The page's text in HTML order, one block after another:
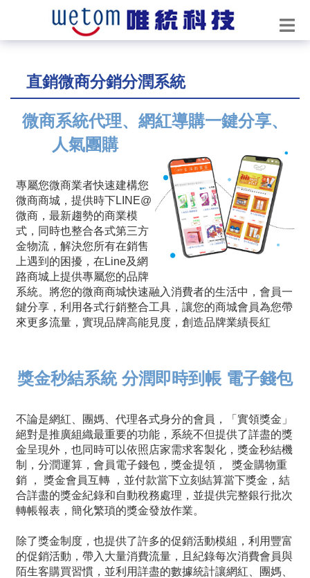
直銷微商分銷分潤系統
微商系統代理、網紅導購一鍵分享、
人氣團購
專屬您微商業者快速建構您
微商商城，提供時下LINE@
微商，最新趨勢的商業模
式，同時也整合各式第三方
金物流，解決您所有在銷售
上遇到的困擾，在Line及網
路商城上提供專屬您的品牌
系統。將您的微商商城快速融入消費者的生活中，會員一
鍵分享，利用各式行銷整合工具，讓您的商城會員為您帶
來更多流量，實現品牌高能見度，創造品牌業績長紅
獎金秒結系統 分潤即時到帳 電子錢包
不論是網紅、團媽、代理各式身分的會員，「實領獎金」
絕對是推廣組織最重要的功能，系統不但提供了詳盡的獎
金呈現外，也同時可以依照店家需求客製化，獎金秒結機
制，分潤運算，會員電子錢包，獎金提領， 獎金購物重
銷 ， 獎金會員互轉 ，並付款當下立刻結算當下獎金，結
合詳盡的獎金紀錄和自動稅務處理，並提供完整銀行批次
轉帳報表，簡化繁瑣的獎金發放作業。
除了獎金制度，也提供了許多的促銷活動模組，利用豐富
的促銷活動，帶入大量消費流量，且紀錄每次消費會員與
陌生客購買習慣，並利用詳盡的數據統計讓網紅、團媽、